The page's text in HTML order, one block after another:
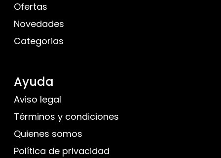
Ofertas
Novedades
Categorias
Ayuda
Aviso legal
Términos y condiciones
Quienes somos
Política de privacidad